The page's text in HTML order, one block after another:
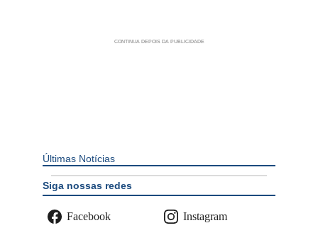
Últimas Notícias
Siga nossas redes
Facebook Instagram